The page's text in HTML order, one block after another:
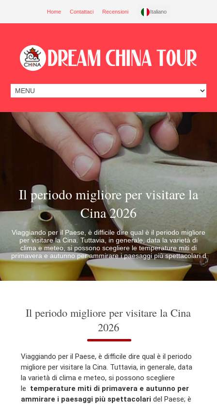
Home Contattaci Recensioni Italiano
Il periodo migliore per visitare la
Cina 2026
Viaggiando per il Paese, è difficile dire qual è il periodo migliore
per visitare la Cina. Tuttavia, in generale, data la varietà di
clima e meteo, si possono scegliere le temperature miti di
primavera e autunno per ammirare i paesaggi più spettacolari d
Il periodo migliore per visitare la Cina
2026
Viaggiando per il Paese, è difficile dire qual è il periodo
migliore per visitare la Cina. Tuttavia, in generale, data
la varietà di clima e meteo, si possono scegliere
le temperature miti di primavera e autunno per
ammirare i paesaggi più spettacolari del Paese; è